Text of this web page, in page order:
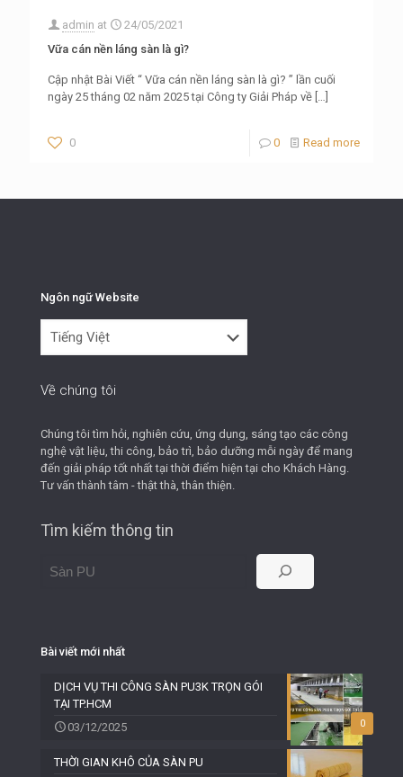
admin at
24/05/2021
Vữa cán nền láng sàn là gì?
Cập nhật Bài Viết “ Vữa cán nền láng sàn là gì? ” lần cuối
ngày 25 tháng 02 năm 2025 tại Công ty Giải Pháp về
0 0 Read more
Ngôn ngữ Website
ngữ
Về chúng tôi
Chúng tôi tìm hỏi, nghiên cứu, ứng dụng, sáng tạo các công
nghệ vật liệu, thi công, bảo trì, bảo dưỡng mỗi ngày để mang
đến giải pháp tốt nhất tại thời điểm hiện tại cho Khách Hàng.
Tư vấn thành tâm - thật thà, thân thiện.
Tìm kiếm thông tin
Bài viết mới nhất
0
DỊCH VỤ THI CÔNG SÀN PU3K TRỌN GÓI
TẠI TP.HCM
03/12/2025
THỜI GIAN KHÔ CỦA SÀN PU